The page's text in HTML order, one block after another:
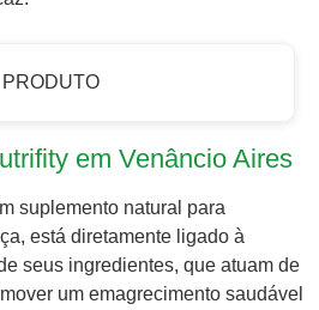
PRODUTO
em Venâncio Aires
suplemento natural para
está diretamente ligado à
seus ingredientes, que atuam de
um emagrecimento saudável